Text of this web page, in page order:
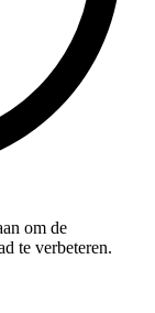
om de
te verbeteren.